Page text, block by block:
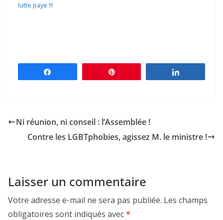
lutte paye !!!
Ni réunion, ni conseil : l’Assemblée !
Contre les LGBTphobies, agissez M. le ministre !
Laisser un commentaire
Votre adresse e-mail ne sera pas publiée. Les champs
obligatoires sont indiqués avec*